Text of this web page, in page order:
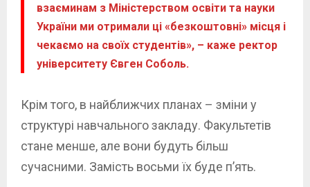
взаєминам з Міністерством освіти та науки
України ми отримали ці «безкоштовні» місця і
чекаємо на своїх студентів», – каже ректор
університету Євген Соболь.
Крім того, в найближчих планах – зміни у
структурі навчального закладу. Факультетів
стане менше, але вони будуть більш
сучасними. Замість восьми їх буде п’ять.